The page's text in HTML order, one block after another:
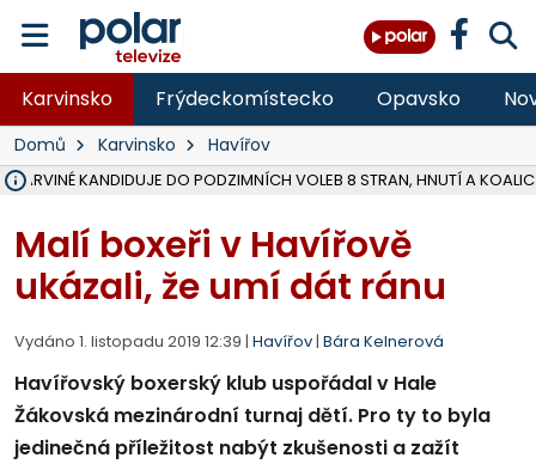
Karvinsko Frýdeckomístecko Opavsko
Domů Karvinsko Havířov
V KARVINÉ KANDIDUJE DO PODZIMNÍCH VOLEB 8 STRAN, HNUTÍ A KOALIC
Malí boxeři v Havířově
ukázali, že umí dát ránu
Vydáno 1. listopadu 2019 12:39 | Havířov | Bára Kelnerová
Havířovský boxerský klub uspořádal v Hale
Žákovská mezinárodní turnaj dětí. Pro ty to byla
jedinečná příležitost nabýt zkušenosti a zažít